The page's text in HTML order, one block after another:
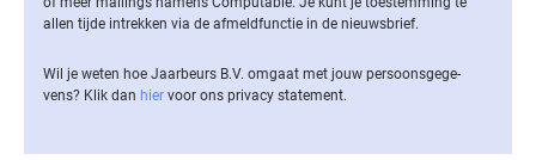
allen tijde intrekken via de af­meld­func­tie in de nieuwsbrief.
Wil je weten hoe Jaarbeurs B.V. omgaat met jouw per­soons­ge­ge­
vens? Klik dan hier voor ons privacy statement.